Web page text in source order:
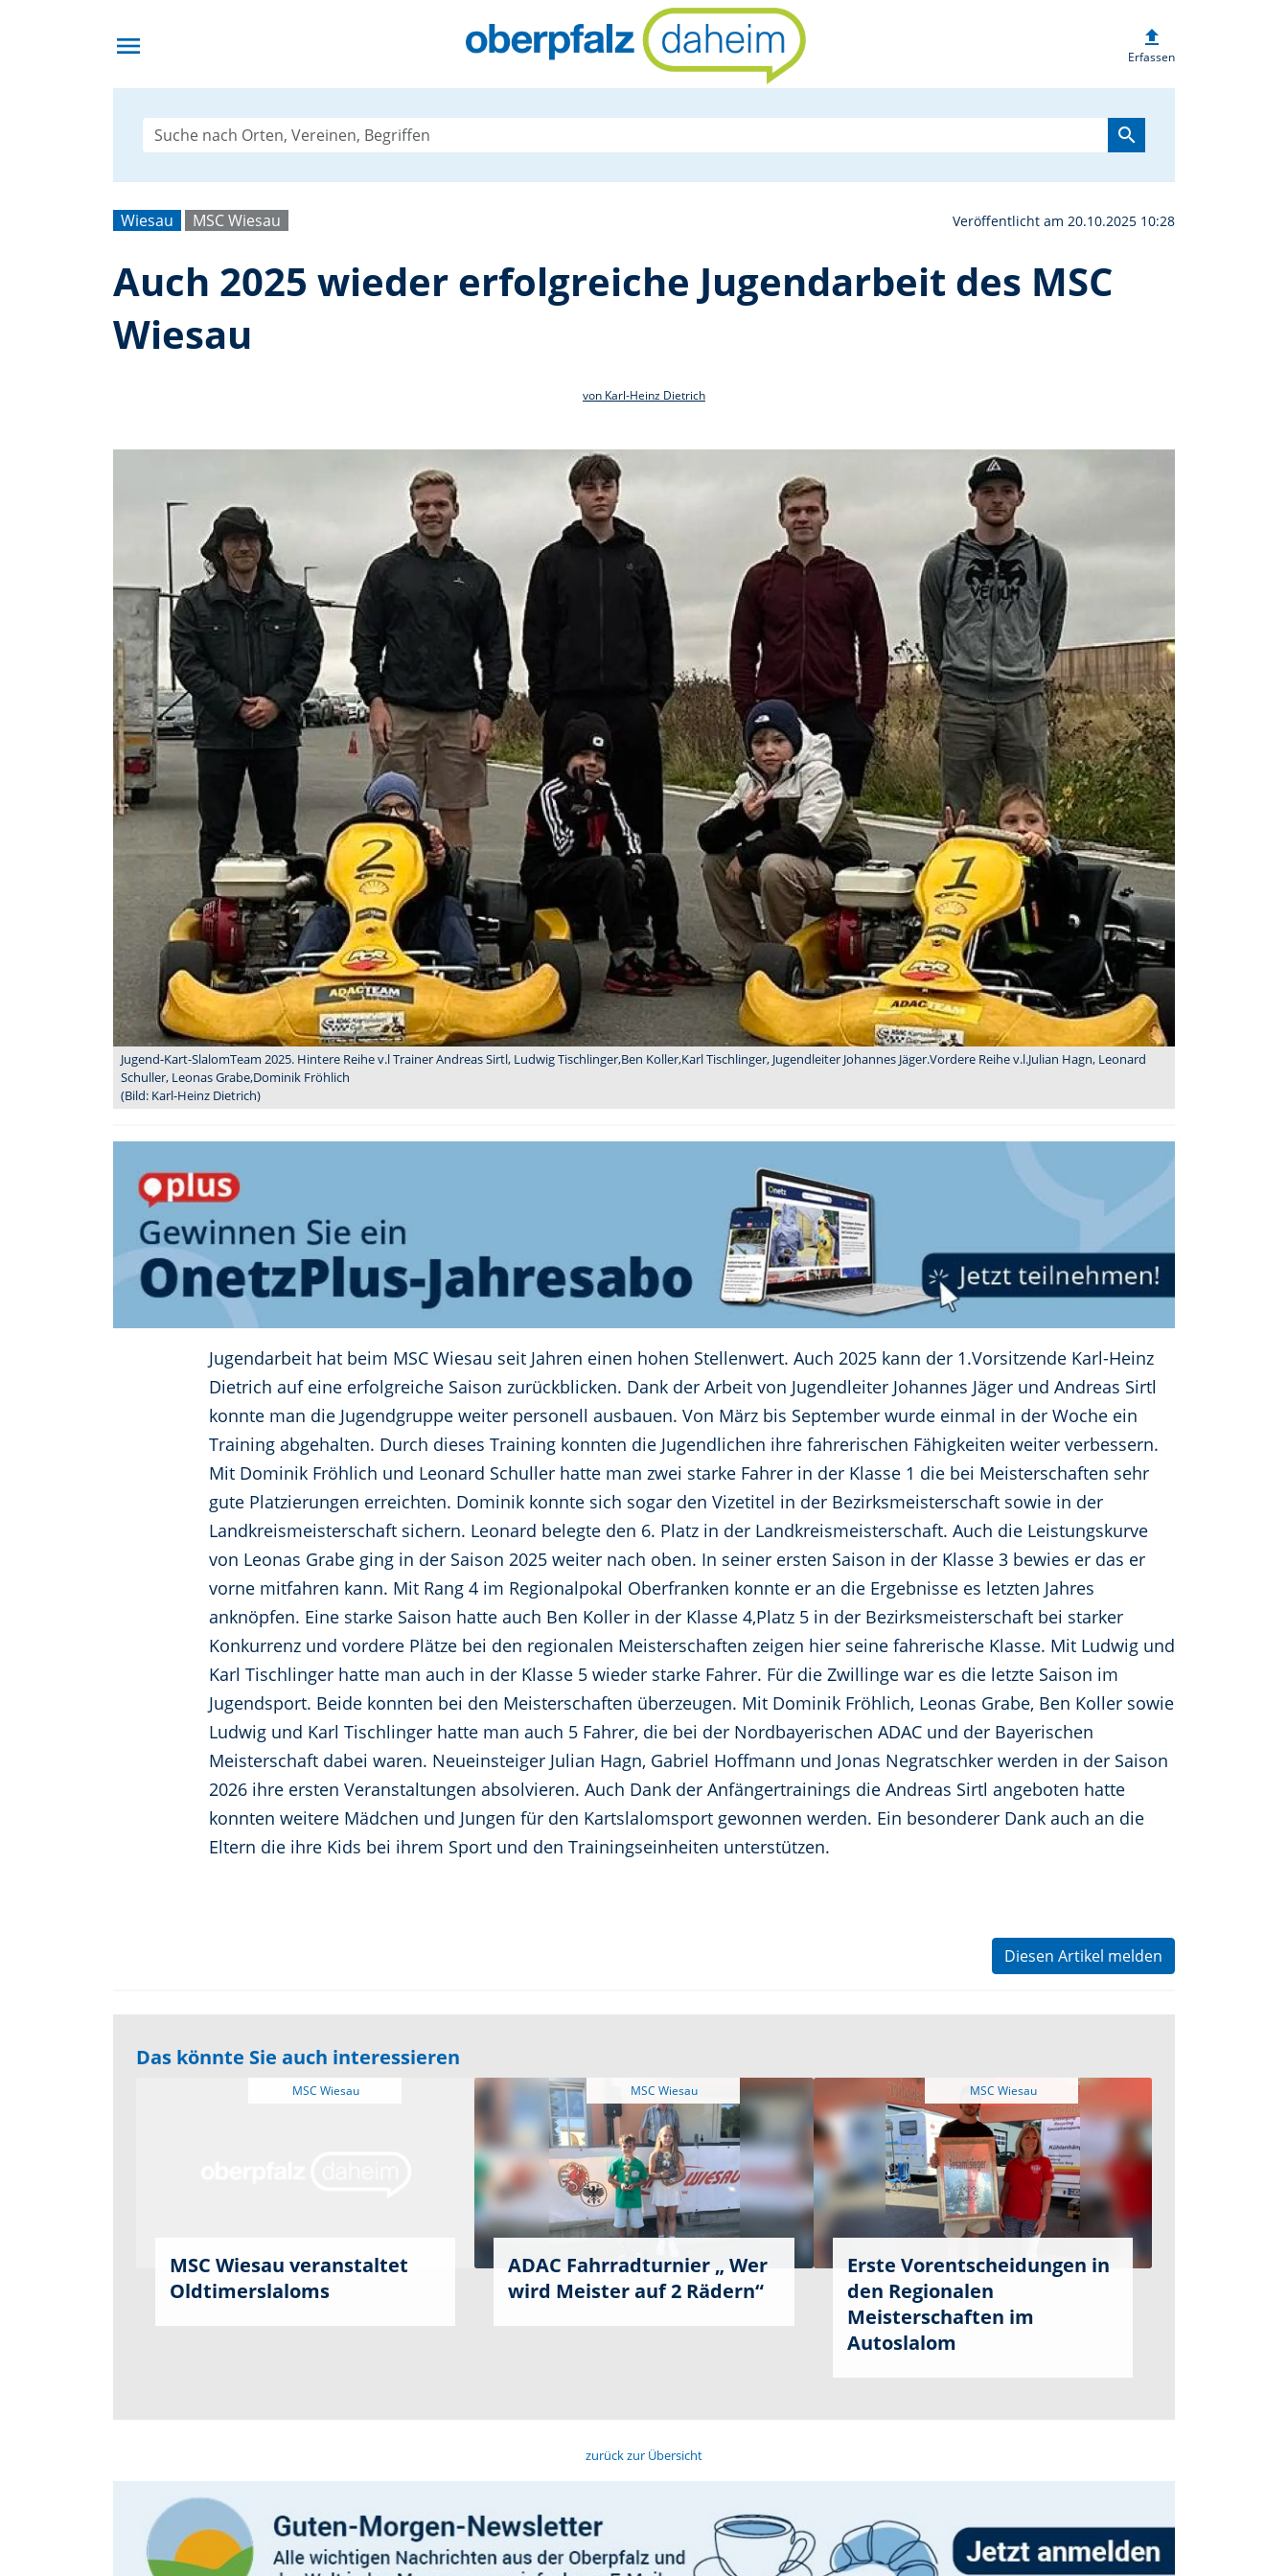
menu Auch 2025 wieder erfolgreiche
upload
Erfassen
search
Wiesau MSC Wiesau Veröffentlicht am 20.10.2025 10:28
Auch 2025 wieder erfolgreiche Jugendarbeit des MSC
Wiesau
von Karl-Heinz Dietrich
Jugend-Kart-SlalomTeam 2025. Hintere Reihe v.l Trainer Andreas Sirtl, Ludwig Tischlinger,Ben Koller,Karl Tischlinger, Jugendleiter Johannes Jäger.Vordere Reihe v.l.Julian Hagn, Leonard
Schuller, Leonas Grabe,Dominik Fröhlich
(Bild: Karl-Heinz Dietrich)
Jugendarbeit hat beim MSC Wiesau seit Jahren einen hohen Stellenwert. Auch 2025 kann der 1.Vorsitzende Karl-Heinz
Dietrich auf eine erfolgreiche Saison zurückblicken. Dank der Arbeit von Jugendleiter Johannes Jäger und Andreas Sirtl
konnte man die Jugendgruppe weiter personell ausbauen. Von März bis September wurde einmal in der Woche ein
Training abgehalten. Durch dieses Training konnten die Jugendlichen ihre fahrerischen Fähigkeiten weiter verbessern.
Mit Dominik Fröhlich und Leonard Schuller hatte man zwei starke Fahrer in der Klasse 1 die bei Meisterschaften sehr
gute Platzierungen erreichten. Dominik konnte sich sogar den Vizetitel in der Bezirksmeisterschaft sowie in der
Landkreismeisterschaft sichern. Leonard belegte den 6. Platz in der Landkreismeisterschaft. Auch die Leistungskurve
von Leonas Grabe ging in der Saison 2025 weiter nach oben. In seiner ersten Saison in der Klasse 3 bewies er das er
vorne mitfahren kann. Mit Rang 4 im Regionalpokal Oberfranken konnte er an die Ergebnisse es letzten Jahres
anknöpfen. Eine starke Saison hatte auch Ben Koller in der Klasse 4,Platz 5 in der Bezirksmeisterschaft bei starker
Konkurrenz und vordere Plätze bei den regionalen Meisterschaften zeigen hier seine fahrerische Klasse. Mit Ludwig und
Karl Tischlinger hatte man auch in der Klasse 5 wieder starke Fahrer. Für die Zwillinge war es die letzte Saison im
Jugendsport. Beide konnten bei den Meisterschaften überzeugen. Mit Dominik Fröhlich, Leonas Grabe, Ben Koller sowie
Ludwig und Karl Tischlinger hatte man auch 5 Fahrer, die bei der Nordbayerischen ADAC und der Bayerischen
Meisterschaft dabei waren. Neueinsteiger Julian Hagn, Gabriel Hoffmann und Jonas Negratschker werden in der Saison
2026 ihre ersten Veranstaltungen absolvieren. Auch Dank der Anfängertrainings die Andreas Sirtl angeboten hatte
konnten weitere Mädchen und Jungen für den Kartslalomsport gewonnen werden. Ein besonderer Dank auch an die
Eltern die ihre Kids bei ihrem Sport und den Trainingseinheiten unterstützen.
Diesen Artikel melden
Das könnte Sie auch interessieren
MSC Wiesau veranstaltet
Oldtimerslaloms
ADAC Fahrradturnier „ Wer
wird Meister auf 2 Rädern“
MSC Wiesau
Erste Vorentscheidungen in
den Regionalen
Meisterschaften im
Autoslalom
zurück zur Übersicht